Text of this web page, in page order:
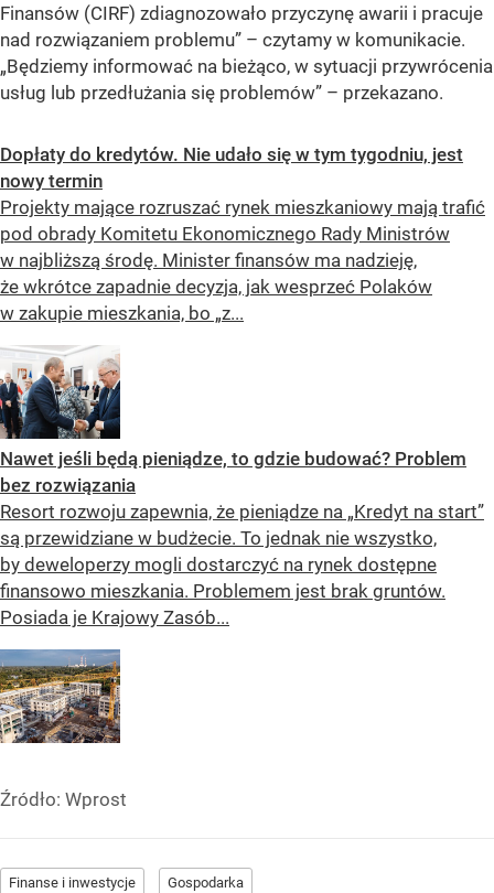
Finansów (CIRF) zdiagnozowało przyczynę awarii i pracuje
nad rozwiązaniem problemu” – czytamy w komunikacie.
„Będziemy informować na bieżąco, w sytuacji przywrócenia
usług lub przedłużania się problemów” – przekazano.
Dopłaty do kredytów. Nie udało się w tym tygodniu, jest
nowy termin
Projekty mające rozruszać rynek mieszkaniowy mają trafić
pod obrady Komitetu Ekonomicznego Rady Ministrów
w najbliższą środę. Minister finansów ma nadzieję,
że wkrótce zapadnie decyzja, jak wesprzeć Polaków
w zakupie mieszkania, bo „z...
Nawet jeśli będą pieniądze, to gdzie budować? Problem
bez rozwiązania
Resort rozwoju zapewnia, że pieniądze na „Kredyt na start”
są przewidziane w budżecie. To jednak nie wszystko,
by deweloperzy mogli dostarczyć na rynek dostępne
finansowo mieszkania. Problemem jest brak gruntów.
Posiada je Krajowy Zasób...
Źródło: Wprost
Finanse i inwestycje Gospodarka